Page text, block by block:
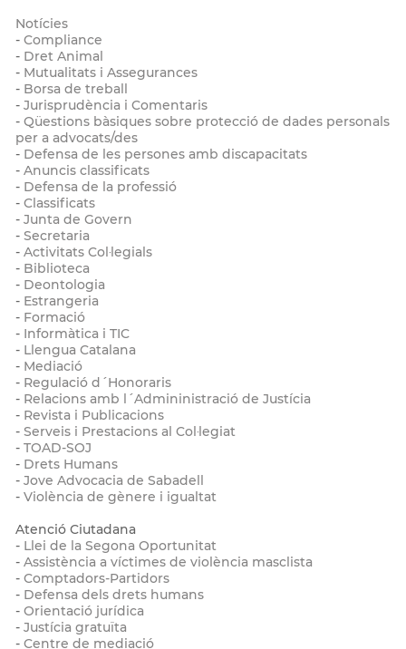
Notícies
- Compliance
- Dret Animal
- Mutualitats i Assegurances
- Borsa de treball
- Jurisprudència i Comentaris
- Qüestions bàsiques sobre protecció de dades personals
per a advocats/des
- Defensa de les persones amb discapacitats
- Anuncis classificats
- Defensa de la professió
- Classificats
- Junta de Govern
- Secretaria
- Activitats Col·legials
- Biblioteca
- Deontologia
- Estrangeria
- Formació
- Informàtica i TIC
- Llengua Catalana
- Mediació
- Regulació d´Honoraris
- Relacions amb l´Admininistració de Justícia
- Revista i Publicacions
- Serveis i Prestacions al Col·legiat
- TOAD-SOJ
- Drets Humans
- Jove Advocacia de Sabadell
- Violència de gènere i igualtat
Atenció Ciutadana
- Llei de la Segona Oportunitat
- Assistència a víctimes de violència masclista
- Comptadors-Partidors
- Defensa dels drets humans
- Orientació jurídica
- Justícia gratuïta
- Centre de mediació